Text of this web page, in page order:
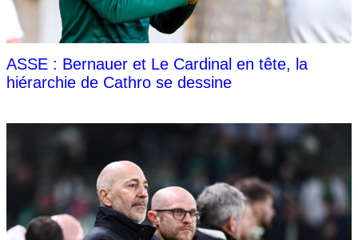
ASSE : Bernauer et Le Cardinal en tête, la
hiérarchie de Cathro se dessine